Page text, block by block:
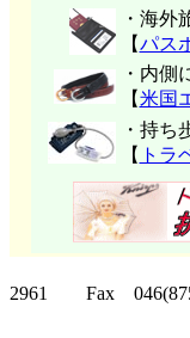
・海外
【パス
・内側
【米国
・持ち
【 トラ
2961 Fax 046(875